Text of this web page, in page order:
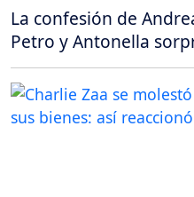
La confesión de
Petro y Antonella